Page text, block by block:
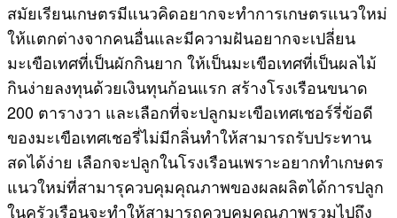
สมัยเรียนเกษตรมีแนวคิดอยากจะทำการเกษตรแนวใหม่
ให้แตกต่างจากคนอื่นและมีความฝันอยากจะเปลี่ยน
มะเขือเทศที่เป็นผักกินยาก ให้เป็นมะเขือเทศที่เป็นผลไม้
กินง่ายลงทุนด้วยเงินทุนก้อนแรก สร้างโรงเรือนขนาด
200 ตารางวา และเลือกที่จะปลูกมะเขือเทศเชอร์รี่ข้อดี
ของมะเขือเทศเชอรี่ไม่มีกลิ่นทำให้สามารถรับประทาน
สดได้ง่าย เลือกจะปลูกในโรงเรือนเพราะอยากทำเกษตร
แนวใหม่ที่สามารุควบคุมคุณภาพของผลผลิตได้การปลูก
ในครัวเรือนจะทำให้สามารถควบคุมคุณภาพรวมไปถึง